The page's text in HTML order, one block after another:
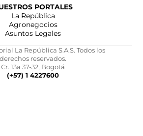
PORTALES
La República
Agronegocios
Asuntos Legales
La República S.A.S. Todos los
derechos reservados.
Cr. 13a 37-32, Bogotá
(+57) 1 4227600